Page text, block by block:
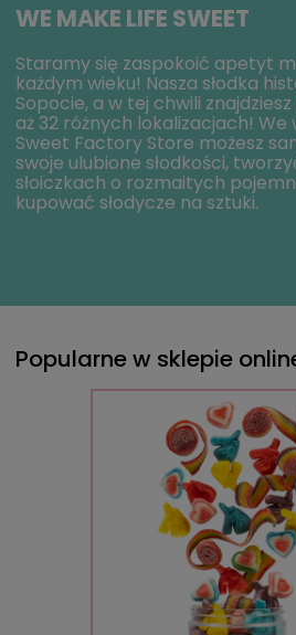
WE MAKE LIFE SWEET
Staramy się zaspokoić apetyt
każdym wieku! Nasza słodka
Sopocie, a w tej chwili
aż 32 różnych lokalizacjach!
Sweet Factory Store możesz
swoje ulubione słodkości,
słoiczkach o rozmaitych
kupować słodycze na sztuki.
Popularne w sklepie